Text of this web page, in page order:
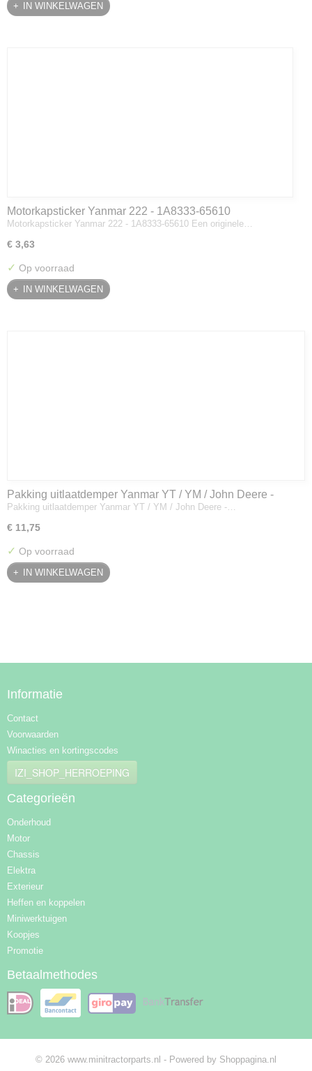
IN WINKELWAGEN
Motorkapsticker Yanmar 222 - 1A8333-65610
Motorkapsticker Yanmar 222 - 1A8333-65610 Een originele…
€ 3,63
✓ Op voorraad
IN WINKELWAGEN
Pakking uitlaatdemper Yanmar YT / YM / John Deere -
128300-13230
Pakking uitlaatdemper Yanmar YT / YM / John Deere -…
€ 11,75
✓ Op voorraad
IN WINKELWAGEN
Informatie
Contact
Voorwaarden
Winacties en kortingscodes
IZI_SHOP_HERROEPING
Categorieën
Onderhoud
Motor
Chassis
Elektra
Exterieur
Heffen en koppelen
Miniwerktuigen
Koopjes
Promotie
Betaalmethodes
© 2026 www.minitractorparts.nl - Powered by Shoppagina.nl